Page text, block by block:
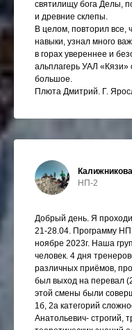
святилищу бога Делы,
и древние склепы.
В целом, повторил все,
навыки, узнал много
в горах увереннее и
альплагерь УАЛ «Кязи»
большое.
Плюта Дмитрий. Г.
НП-2
Добрый день. Я
21-28.04. Программу
ноябре 2023г. Наша
человек. 4 дня
различных приёмов,
был выход на перевал
этой смены были
1б, 2а категорий
Анатольевич- строгий,